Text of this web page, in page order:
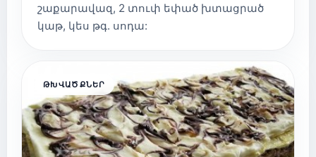
շաքարավազ, 2 տուփ եփած խտացրած
կաթ, կես թգ. սոդա:
ԹԽՎԱԾՔՆԵՐ